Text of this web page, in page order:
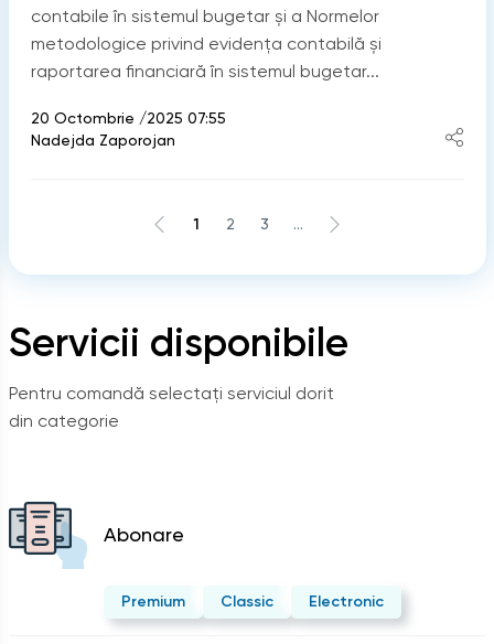
Servicii disponibile
Pentru comandă selectați serviciul dorit
din categorie
Abonare
Premium Classic Electronic
contabile în sistemul bugetar şi a Normelor
metodologice privind evidenţa contabilă şi
raportarea financiară în sistemul bugetar...
20 Octombrie /2025 07:55
Nadejda Zaporojan
1 2 3 ...